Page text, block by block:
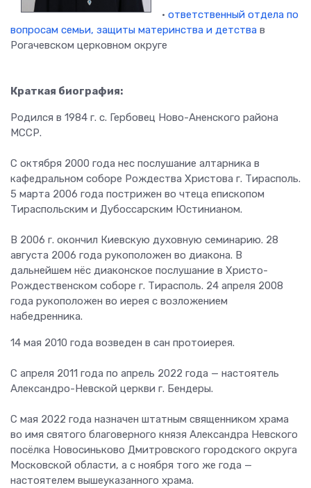
•ответственный отдела по
вопросам семьи, защиты материнства и детства в
Рогачевском церковном округе
Краткая биография:
Родился в 1984 г. с. Гербовец Ново-Аненского района
МССР.
С октября 2000 года нес послушание алтарника в
кафедральном соборе Рождества Христова г. Тирасполь.
5 марта 2006 года пострижен во чтеца епископом
Тираспольским и Дубоссарским Юстинианом.
В 2006 г. окончил Киевскую духовную семинарию. 28
августа 2006 года рукоположен во диакона. В
дальнейшем нёс диаконское послушание в Христо-
Рождественском соборе г. Тирасполь. 24 апреля 2008
года рукоположен во иерея с возложением
набедренника.
14 мая 2010 года возведен в сан протоиерея.
С апреля 2011 года по апрель 2022 года — настоятель
Александро-Невской церкви г. Бендеры.
С мая 2022 года назначен штатным священником храма
во имя святого благоверного князя Александра Невского
посёлка Новосиньково Дмитровского городского округа
Московской области, а с ноября того же года —
настоятелем вышеуказанного храма.